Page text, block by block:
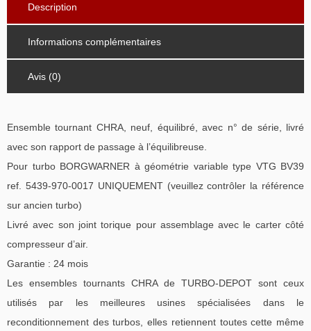
Description
Informations complémentaires
Avis (0)
Ensemble tournant CHRA, neuf, équilibré, avec n° de série, livré
avec son rapport de passage à l’équilibreuse.
Pour turbo BORGWARNER à géométrie variable type VTG BV39
ref. 5439-970-0017 UNIQUEMENT (veuillez contrôler la référence
sur ancien turbo)
Livré avec son joint torique pour assemblage avec le carter côté
compresseur d’air.
Garantie : 24 mois
Les ensembles tournants CHRA de TURBO-DEPOT sont ceux
utilisés par les meilleures usines spécialisées dans le
reconditionnement des turbos, elles retiennent toutes cette même